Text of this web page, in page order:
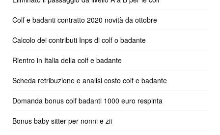
Colf e badanti contratto 2020 novità da ottobre
Calcolo dei contributi Inps di colf o badante
Rientro in Italia della colf e badante
Scheda retribuzione e analisi costo colf e badante
Domanda bonus colf badanti 1000 euro respinta
Bonus baby sitter per nonni e zii